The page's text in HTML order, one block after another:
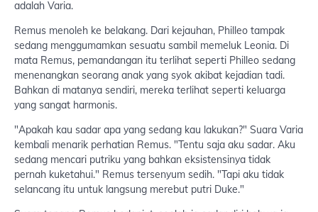
adalah Varia.
Remus menoleh ke belakang. Dari kejauhan, Philleo tampak
sedang menggumamkan sesuatu sambil memeluk Leonia. Di
mata Remus, pemandangan itu terlihat seperti Philleo sedang
menenangkan seorang anak yang syok akibat kejadian tadi.
Bahkan di matanya sendiri, mereka terlihat seperti keluarga
yang sangat harmonis.
"Apakah kau sadar apa yang sedang kau lakukan?" Suara Varia
kembali menarik perhatian Remus. "Tentu saja aku sadar. Aku
sedang mencari putriku yang bahkan eksistensinya tidak
pernah kuketahui." Remus tersenyum sedih. "Tapi aku tidak
selancang itu untuk langsung merebut putri Duke."